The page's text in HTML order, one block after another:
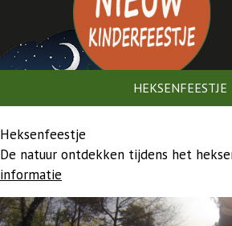
HEKSENFEESTJE
Heksenfeestje
De natuur ontdekken tijdens het
informatie